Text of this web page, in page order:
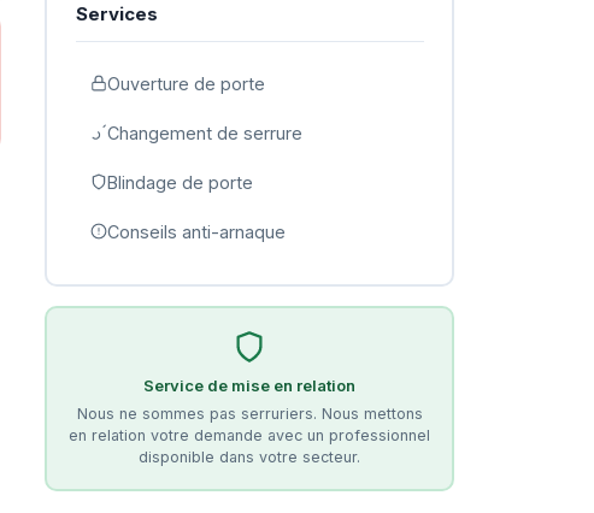
Services
Ouverture de porte
Changement de serrure
Blindage de porte
Conseils anti-arnaque
Service de mise en relation
Nous ne sommes pas serruriers. Nous mettons
en relation votre demande avec un professionnel
disponible dans votre secteur.